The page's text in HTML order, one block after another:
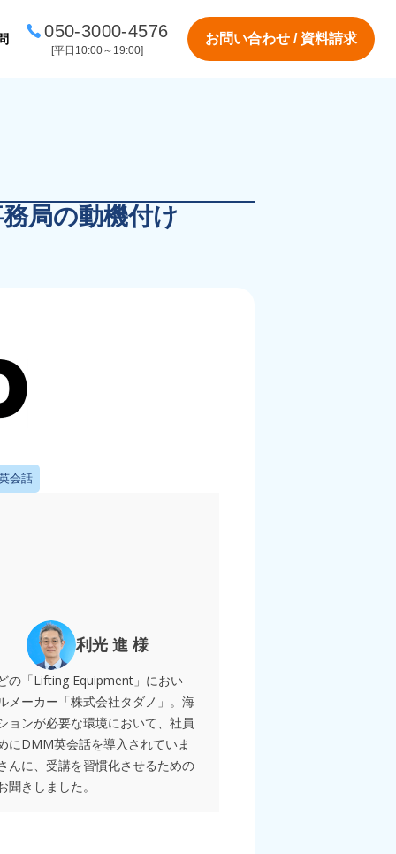
050-3000-4576
[平日10:00～19:00]
お問い合わせ / 資料請求
局の動機付け
会話
利光 進 様
の「Lifting Equipment 」におい
メーカー「株式会社タダノ」。海
ョンが必要な環境において、社員
にDMM英会話を導入されていま
んに、受講を習慣化させるための
きしました。